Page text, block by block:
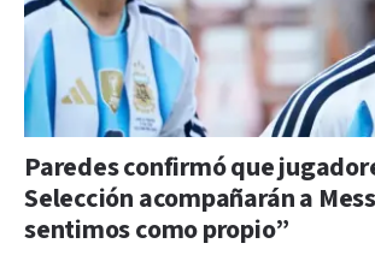
Paredes confirmó que
Selección acompañarán a
sentimos como propio”